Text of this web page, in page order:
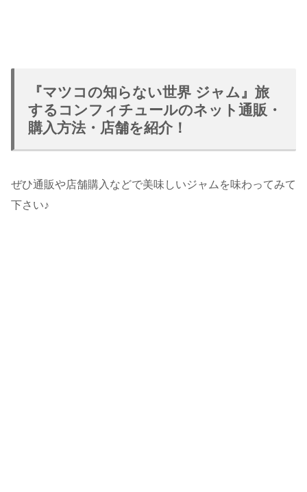
『マツコの知らない世界 ジャム』旅
するコンフィチュールのネット通販・
購入方法・店舗を紹介！
ぜひ通販や店舗購入などで美味しいジャムを味わってみて
下さい♪